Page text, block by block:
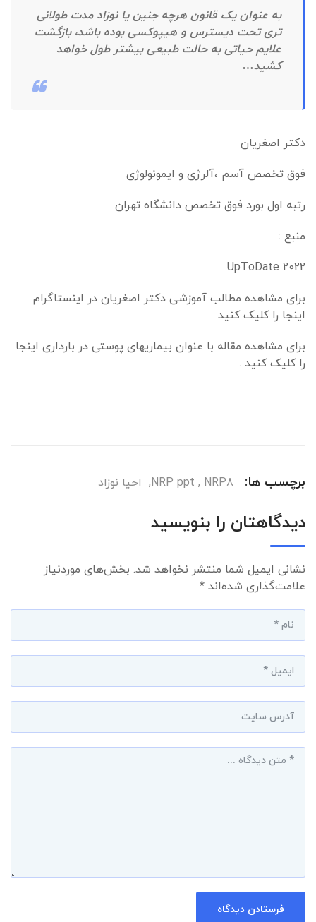
به عنوان یک قانون هرچه جنین یا نوزاد مدت طولانی
تری تحت دیسترس و هیپوکسی بوده باشد، بازگشت
علایم حیاتی به حالت طبیعی بیشتر طول خواهد
کشید…
دکتر اصغریان
فوق تخصص آسم ،آلرژی و ایمونولوژی
رتبه اول بورد فوق تخصص دانشگاه تهران
منبع :
2022 UpToDate
برای مشاهده مطالب آموزشی دکتر اصغریان در اینستاگرام
اینجا را کلیک کنید
برای مشاهده مقاله با عنوان بیماریهای پوستی در بارداری اینجا
را کلیک کنید .
برچسب ها: NRP ppt , NRP8
, احیا نوزاد
دیدگاهتان را بنویسید
نشانی ایمیل شما منتشر نخواهد شد. بخش‌های موردنیاز
علامت‌گذاری شده‌اند *